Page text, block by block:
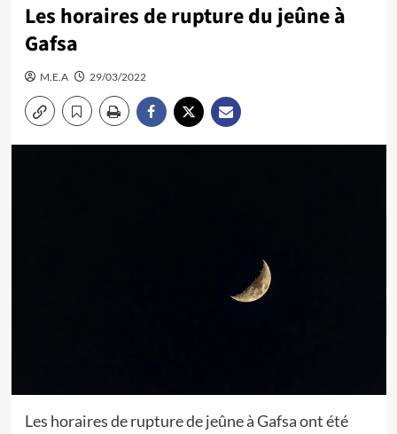
Les horaires de rupture du jeûne à
Gafsa
M.E.A 29/03/2022
Les horaires de rupture de jeûne à Gafsa ont été